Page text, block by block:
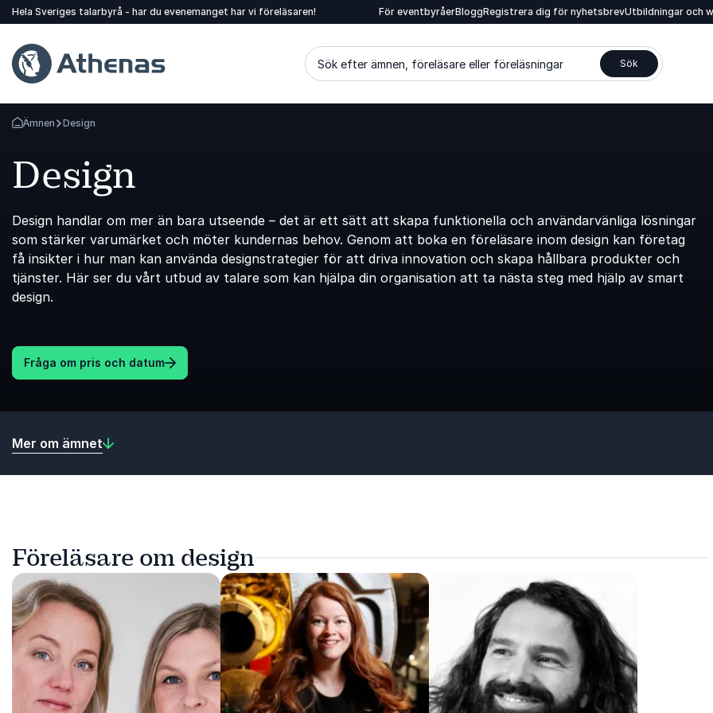
Hela Sveriges talarbyrå - har du evenemanget har vi föreläsaren! För eventbyråerBloggRegistrera dig för nyhetsbrevUtbildningar och
Sök efter ämnen, föreläsare eller föreläsningar Sök
Gå tillbaka till startsidan
Ämnen Design
Design
Design handlar om mer än bara utseende – det är ett sätt att skapa funktionella och användarvänliga lösningar
som stärker varumärket och möter kundernas behov. Genom att boka en föreläsare inom design kan företag
få insikter i hur man kan använda designstrategier för att driva innovation och skapa hållbara produkter och
tjänster. Här ser du vårt utbud av talare som kan hjälpa din organisation att ta nästa steg med hjälp av smart
design.
Fråga om pris och datum
Mer om ämnet
Föreläsare om design